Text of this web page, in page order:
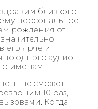
близкого
персональное
рождения от
его ярче и
одного аудио
именам!
не сможет
10 раз,
Когда